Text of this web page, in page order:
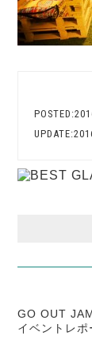
GO OUT
イベントレポ